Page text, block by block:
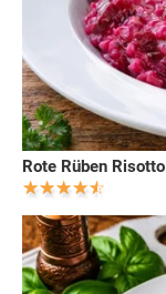
Rote Rüben Risotto